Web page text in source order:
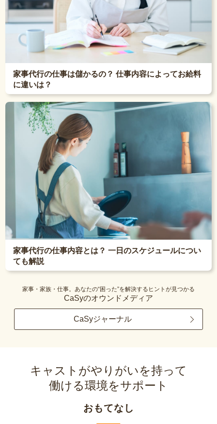
家事代行の仕事は儲かるの？ 仕事内容によってお給料
に違いは？
家事代行の仕事内容とは？ 一日のスケジュールについ
ても解説
家事・家族・仕事。あなたの“困った”を解決するヒントが見つかる
CaSyのオウンドメディア
CaSyジャーナル
キャストがやりがいを持って
働ける環境をサポート
おもてなし